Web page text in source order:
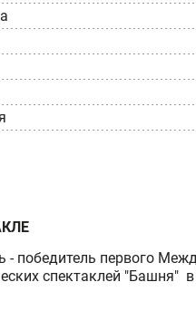
- победитель первого
спектаклей "Башня"